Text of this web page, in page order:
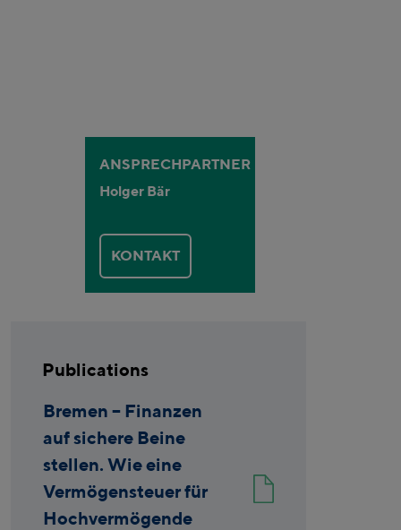
ANSPRECHPARTNER
Holger Bär
KONTAKT
Publications
Bremen – Finanzen
auf sichere Beine
stellen. Wie eine
Vermögensteuer für
Hochvermögende